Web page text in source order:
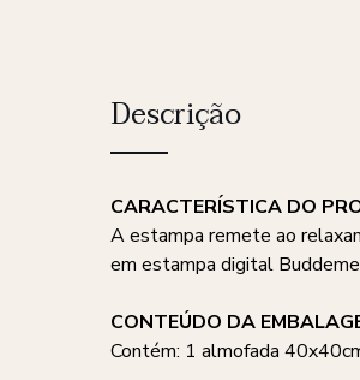
Descrição
CARACTERÍSTICA DO
A estampa remete ao
em estampa digital
CONTEÚDO DA
Contém: 1 almofada